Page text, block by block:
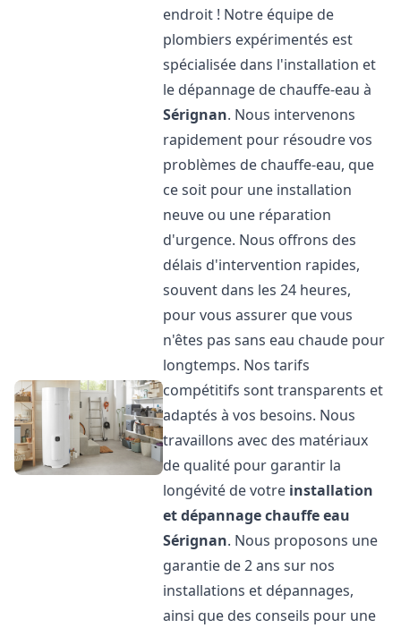
endroit ! Notre équipe de
plombiers expérimentés est
spécialisée dans l'installation et
le dépannage de chauffe-eau à
Sérignan. Nous intervenons
rapidement pour résoudre vos
problèmes de chauffe-eau, que
ce soit pour une installation
neuve ou une réparation
d'urgence. Nous offrons des
délais d'intervention rapides,
souvent dans les 24 heures,
pour vous assurer que vous
n'êtes pas sans eau chaude pour
longtemps. Nos tarifs
compétitifs sont transparents et
adaptés à vos besoins. Nous
travaillons avec des matériaux
de qualité pour garantir la
longévité de votre installation
et dépannage chauffe eau
Sérignan. Nous proposons une
garantie de 2 ans sur nos
installations et dépannages,
ainsi que des conseils pour une